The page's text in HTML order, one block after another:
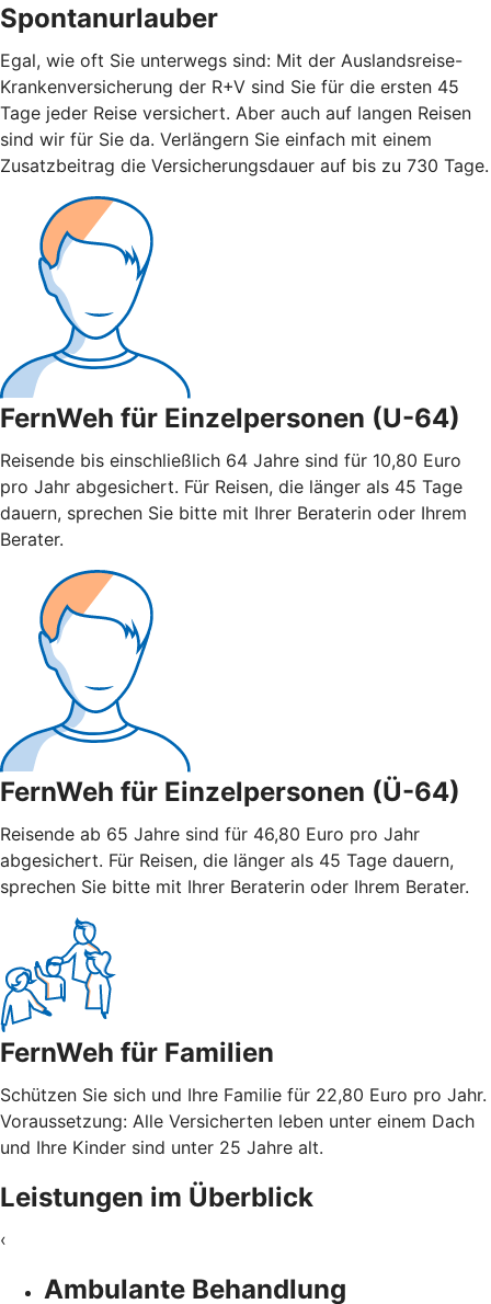
Spontanurlauber
Egal, wie oft Sie unterwegs sind: Mit der Auslandsreise-
Krankenversicherung der R+V sind Sie für die ersten 45
Tage jeder Reise versichert. Aber auch auf langen Reisen
sind wir für Sie da. Verlängern Sie einfach mit einem
Zusatzbeitrag die Versicherungsdauer auf bis zu 730 Tage.
FernWeh für Einzelpersonen (U-64)
Reisende bis einschließlich 64 Jahre sind für 10,80 Euro
pro Jahr abgesichert. Für Reisen, die länger als 45 Tage
dauern, sprechen Sie bitte mit Ihrer Beraterin oder Ihrem
Berater.
FernWeh für Einzelpersonen (Ü-64)
Reisende ab 65 Jahre sind für 46,80 Euro pro Jahr
abgesichert. Für Reisen, die länger als 45 Tage dauern,
sprechen Sie bitte mit Ihrer Beraterin oder Ihrem Berater.
FernWeh für Familien
Schützen Sie sich und Ihre Familie für 22,80 Euro pro Jahr.
Voraussetzung: Alle Versicherten leben unter einem Dach
und Ihre Kinder sind unter 25 Jahre alt.
Leistungen im Überblick
‹
Ambulante Behandlung